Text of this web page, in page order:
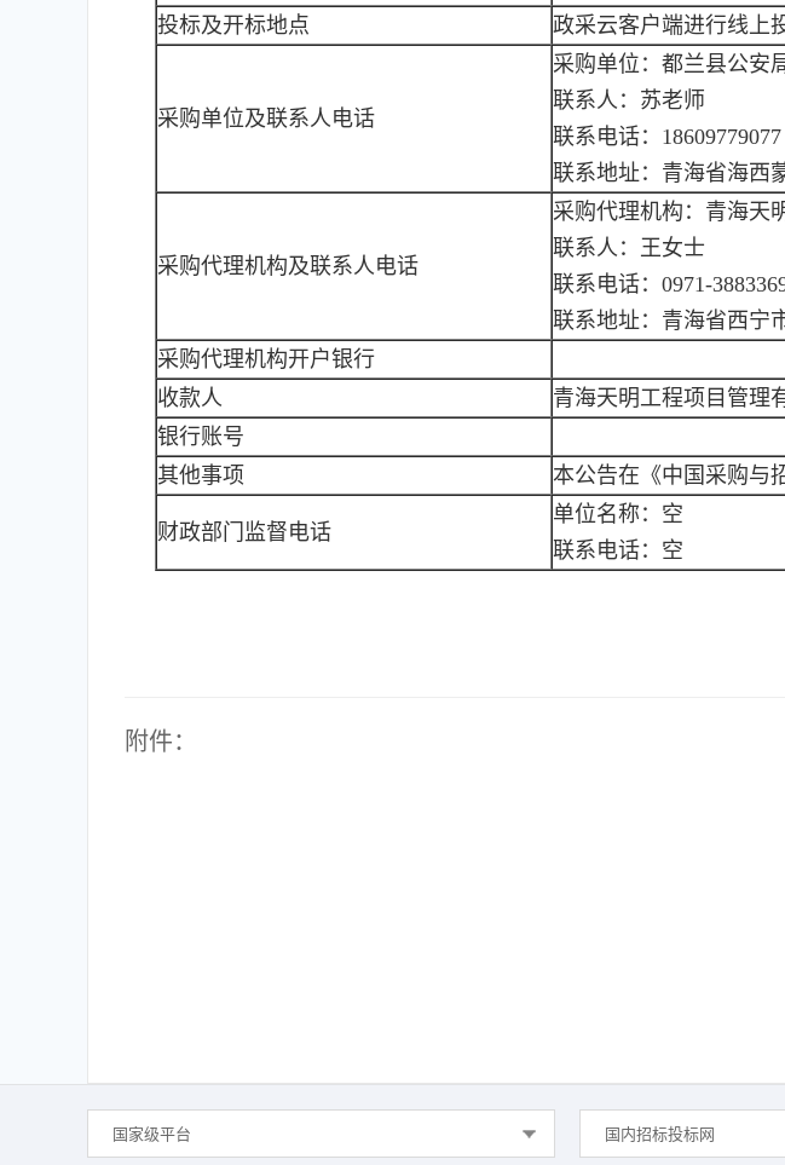
投标及开标地点
政采云客户端进行线上
采购单位及联系人电话
采购单位：都兰县公安
联系人：苏老师
联系电话：18609779077
联系地址：青海省海西
采购代理机构及联系人电话
采购代理机构：青海天
联系人：王女士
联系电话：0971-
联系地址：青海省西宁
采购代理机构开户银行
收款人
青海天明工程项目管理
银行账号
其他事项
本公告在《中国采购与
财政部门监督电话
单位名称：空
联系电话：空
附件：
国家级平台 国内招标投标网